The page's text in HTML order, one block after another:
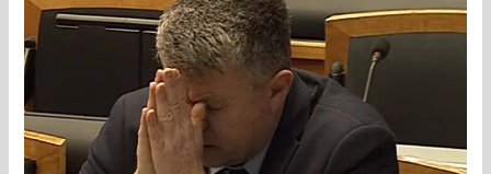
ongi
sünnitanud
koletise